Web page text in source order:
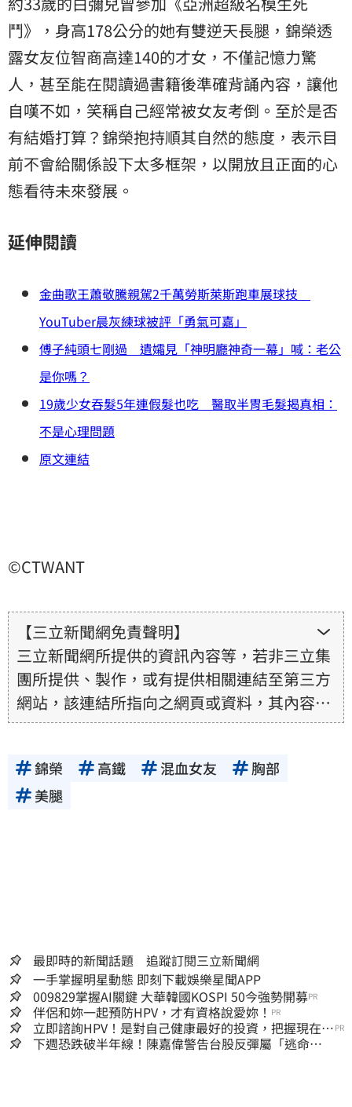
鬥》，身高178公分的她有雙逆天長腿，錦榮透
露女友位智商高達140的才女，不僅記憶力驚
人，甚至能在閱讀過書籍後準確背誦內容，讓他
自嘆不如，笑稱自己經常被女友考倒。至於是否
有結婚打算？錦榮抱持順其自然的態度，表示目
前不會給關係設下太多框架，以開放且正面的心
態看待未來發展。
延伸閱讀
金曲歌王蕭敬騰親駕2千萬勞斯萊斯跑車展球技
YouTuber晨灰練球被評「勇氣可嘉」
傅子純頭七剛過 遺孀見「神明廳神奇一幕」喊：老公
是你嗎？
19歲少女吞髮5年連假髮也吃 醫取半胃毛髮揭真相：
不是心理問題
原文連結
©CTWANT
【三立新聞網免責聲明】
三立新聞網所提供的資訊內容等，若非三立集
團所提供、製作，或有提供相關連結至第三方
網站，該連結所指向之網頁或資料，其內容均
為所連結網站提供，相關權利均為該網站、內
其真實性、正確性、即時性、完整性或合法
性。三立新聞網所提供的資訊內容，若其著作
錦榮 高鐵 混血女友
胸部
美腿
最即時的新聞話題 追蹤訂閱三立新聞網
一手掌握明星動態 即刻下載娛樂星聞APP
009829掌握AI關鍵 大華韓國KOSPI 50今強勢開募PR
伴侶和妳一起預防HPV，才有資格說愛妳！ PR
立即諮詢HPV！是對自己健康最好的投資，把握現在不
嫌晚！
PR
下週恐跌破半年線！陳嘉偉警告台股反彈屬「逃命